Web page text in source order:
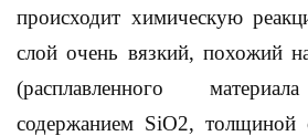
происходит химическую
слой очень вязкий, похожий
(расплавленного
содержанием SiO2,